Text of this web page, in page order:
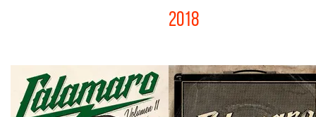
2018